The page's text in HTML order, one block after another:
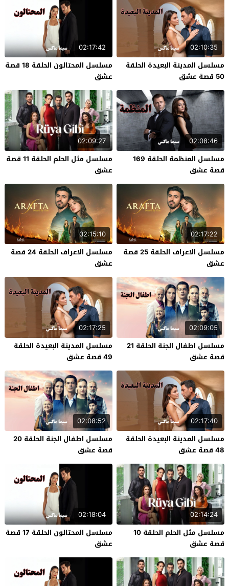
02:10:35
مسلسل المدينة البعيدة الحلقة
50 قصة عشق
02:17:42
مسلسل المحتالون الحلقة 18 قصة
عشق
02:08:46
مسلسل المنظمة الحلقة 169
قصة عشق
02:09:27
مسلسل مثل الحلم الحلقة 11 قصة
عشق
02:17:22
مسلسل الاعراف الحلقة 25 قصة
عشق
02:15:10
مسلسل الاعراف الحلقة 24 قصة
عشق
02:09:05
مسلسل اطفال الجنة الحلقة 21
قصة عشق
02:17:25
مسلسل المدينة البعيدة الحلقة
49 قصة عشق
02:17:40
مسلسل المدينة البعيدة الحلقة
48 قصة عشق
02:08:52
مسلسل اطفال الجنة الحلقة 20
قصة عشق
02:14:24
مسلسل مثل الحلم الحلقة 10
قصة عشق
02:18:04
مسلسل المحتالون الحلقة 17 قصة
عشق